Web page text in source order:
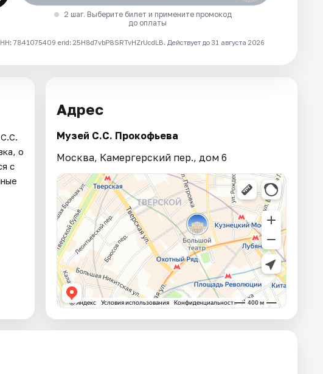
2 шаг. Выберите билет и примените промокод
до оплаты
erid: 25H8d7vbP8SRTvHZrUcdLB. Действует до 31 августа 2026
о
с
Адрес
Музей С.С. Прокофьева
Москва, Камергерский пер., дом 6